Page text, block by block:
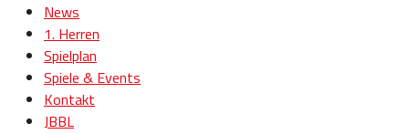
News
1. Herren
Spielplan
Spiele & Events
Kontakt
JBBL